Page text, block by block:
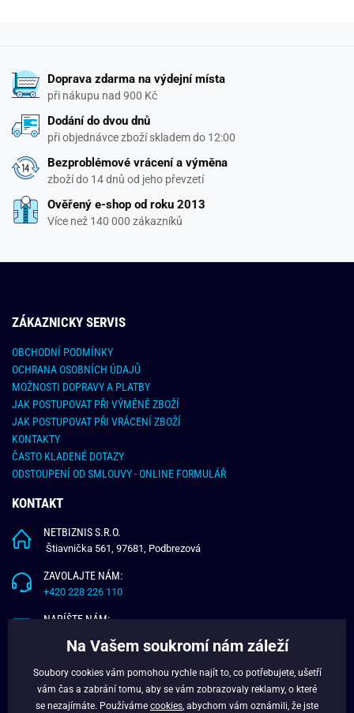
Doprava zdarma na výdejní místa
při nákupu nad 900 Kč
Dodání do dvou dnů
při objednávce zboží skladem do 12:00
Bezproblémové vrácení a výměna
zboží do 14 dnů od jeho převzetí
Ověřený e-shop od roku 2013
Více než 140 000 zákazníků
ZÁKAZNICKY SERVIS
OBCHODNÍ PODMÍNKY
OCHRANA OSOBNÍCH ÚDAJŮ
MOŽNOSTI DOPRAVY A PLATBY
JAK POSTUPOVAT PŘI VÝMĚNĚ ZBOŽÍ
JAK POSTUPOVAT PŘI VRÁCENÍ ZBOŽÍ
KONTAKTY
ČASTO KLADENÉ DOTAZY
ODSTOUPENÍ OD SMLOUVY - ONLINE FORMULÁŘ
KONTAKT
NETBIZNIS S.R.O.
Štiavnička 561, 97681, Podbrezová
ZAVOLAJTE NÁM:
+420 228 226 110
NAPÍŠTE NÁM:
O NÁS
VĚRNOSTNÍ PROGRAM
Na Vašem soukromí nám záleží
Soubory cookies vám pomohou rychle najít to, co potřebujete, ušetří
vám čas a zabrání tomu, aby se vám zobrazovaly reklamy, o které
se nezajímáte. Používáme cookies , abychom vám oznámili, že jste